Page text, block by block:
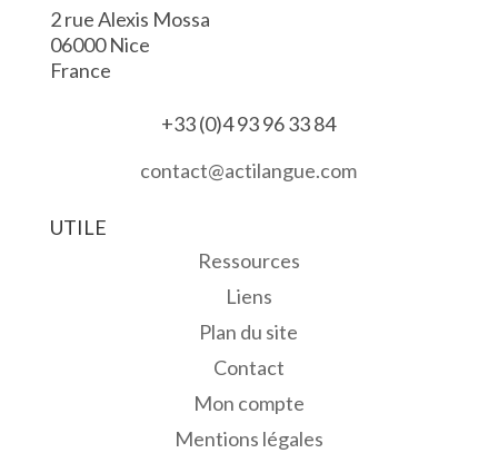
2 rue Alexis Mossa
06000 Nice
France
+33 (0)4 93 96 33 84
contact@actilangue.com
UTILE
Ressources
Liens
Plan du site
Contact
Mon compte
Mentions légales